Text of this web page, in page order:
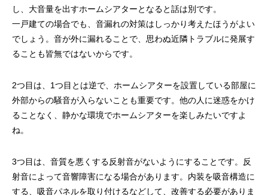
し、大音量を出すホームシアターとなると話は別です。
一戸建ての場合でも、音漏れの対策はしっかり考えたほうがよい
でしょう。音が外に漏れることで、思わぬ近隣トラブルに発展す
ることも皆無ではないからです。
2つ目は、1つ目とは逆で、ホームシアターを設置している部屋に
外部からの騒音が入らないことも重要です。他の人に迷惑をかけ
ることなく、静かな環境でホームシアターを楽しみたいですよ
ね。
3つ目は、音質を悪くする反射音がないようにすることです。反
射音によって音響障害になる場合があります。内装を吸音構造に
する、吸音パネルを取り付けるなどして、改善する必要がありま